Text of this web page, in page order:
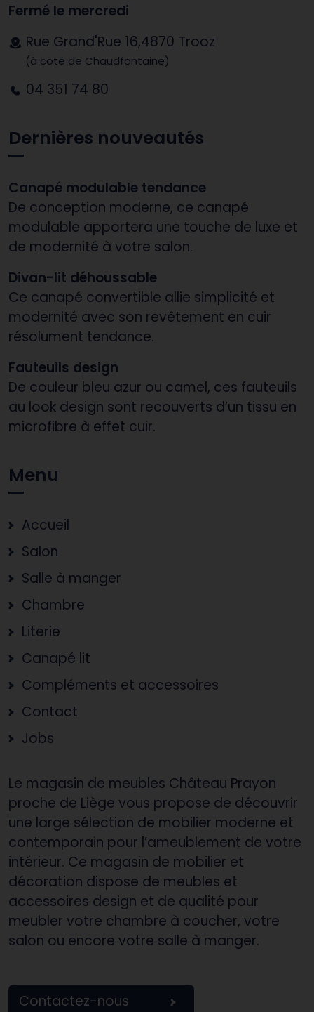
Fermé le mercredi
Rue Grand'Rue 16,4870 Trooz
(à coté de Chaudfontaine)
04 351 74 80
Dernières nouveautés
Canapé modulable tendance
De conception moderne, ce canapé
modulable apportera une touche de luxe et
de modernité à votre salon.
Divan-lit déhoussable
Ce canapé convertible allie simplicité et
modernité avec son revêtement en cuir
résolument tendance.
Fauteuils design
De couleur bleu azur ou camel, ces fauteuils
au look design sont recouverts d’un tissu en
microfibre à effet cuir.
Menu
Accueil
Salon
Salle à manger
Chambre
Literie
Canapé lit
Compléments et accessoires
Contact
Jobs
Le magasin de meubles Château Prayon
proche de Liège vous propose de découvrir
une large sélection de mobilier moderne et
contemporain pour l’ameublement de votre
intérieur. Ce magasin de mobilier et
décoration dispose de meubles et
accessoires design et de qualité pour
meubler votre chambre à coucher, votre
salon ou encore votre salle à manger.
Contactez-nous